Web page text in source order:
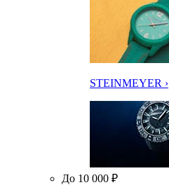
STEINMEYER ›
До 10 000 ₽